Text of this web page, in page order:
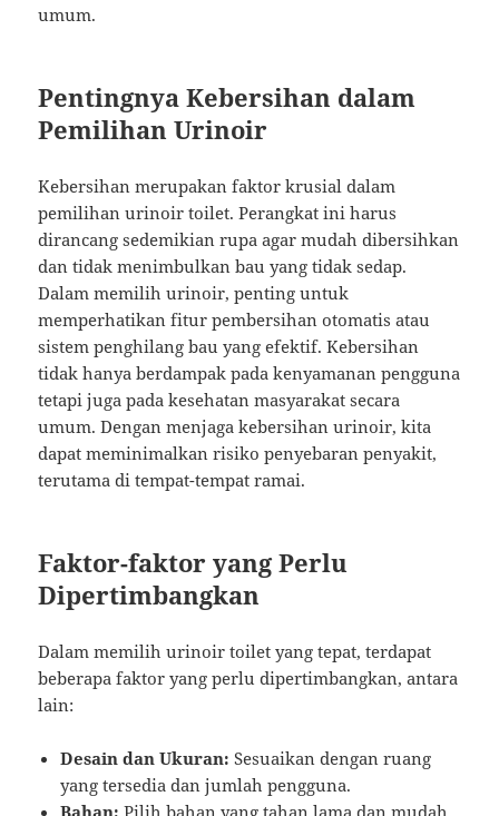
umum.
Pentingnya Kebersihan dalam
Pemilihan Urinoir
Kebersihan merupakan faktor krusial dalam
pemilihan urinoir toilet. Perangkat ini harus
dirancang sedemikian rupa agar mudah dibersihkan
dan tidak menimbulkan bau yang tidak sedap.
Dalam memilih urinoir, penting untuk
memperhatikan fitur pembersihan otomatis atau
sistem penghilang bau yang efektif. Kebersihan
tidak hanya berdampak pada kenyamanan pengguna
tetapi juga pada kesehatan masyarakat secara
umum. Dengan menjaga kebersihan urinoir, kita
dapat meminimalkan risiko penyebaran penyakit,
terutama di tempat-tempat ramai.
Faktor-faktor yang Perlu
Dipertimbangkan
Dalam memilih urinoir toilet yang tepat, terdapat
beberapa faktor yang perlu dipertimbangkan, antara
lain:
Desain dan Ukuran: Sesuaikan dengan ruang
yang tersedia dan jumlah pengguna.
Bahan: Pilih bahan yang tahan lama dan mudah